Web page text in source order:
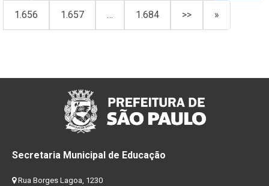
1.656 1.657 … 1.684 >> »
Secretaria Municipal de Educação
Rua Borges Lagoa, 1230